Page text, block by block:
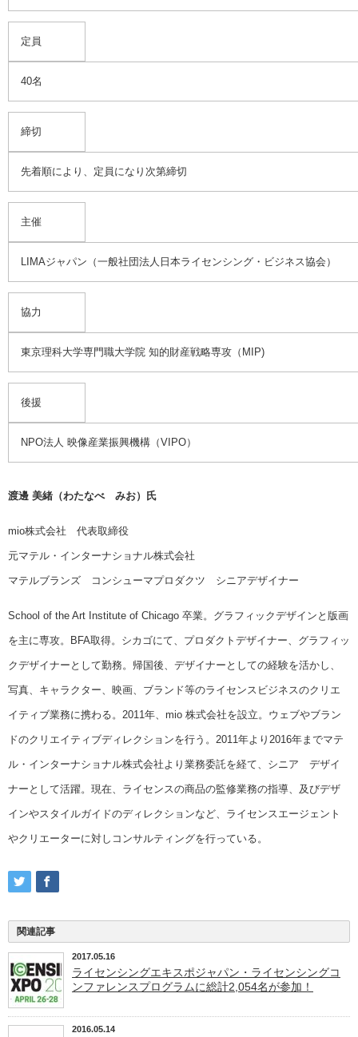
定員
40名
締切
先着順により、定員になり次第締切
主催
LIMAジャパン（一般社団法人日本ライセンシング・ビジネス協会）
協力
東京理科大学専門職大学院 知的財産戦略専攻（MIP)
後援
NPO法人 映像産業振興機構（VIPO）
渡邊 美緒 （わたなべ みお） 氏
mio株式会社 代表取締役
元マテル・インターナショナル株式会社
マテルブランズ コンシューマプロダクツ シニアデザイナー
School of the Art Institute of Chicago 卒業。グラフィックデザインと版画
を主に専攻。BFA取得。シカゴにて、プロダクトデザイナー、グラフィッ
クデザイナーとして勤務。帰国後、デザイナーとしての経験を活かし、
写真、キャラクター、映画、ブランド等のライセンスビジネスのクリエ
イティブ業務に携わる。2011年、mio 株式会社を設立。ウェブやブラン
ドのクリエイティブディレクションを行う。2011年より2016年までマテ
ル・インターナショナル株式会社より業務委託を経て、シニア デザイ
ナーとして活躍。現在、ライセンスの商品の監修業務の指導、及びデザ
インやスタイルガイドのディレクションなど、ライセンスエージェント
やクリエーターに対しコンサルティングを行っている。
関連記事
2017.05.16
ライセンシングエキスポジャパン・ライセンシングコ
ンファレンスプログラムに総計2,054名が参加！
2016.05.14